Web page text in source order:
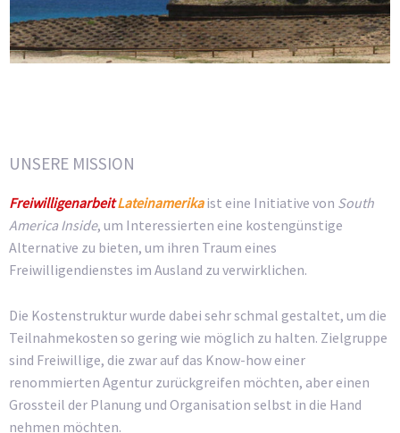
UNSERE MISSION
FreiwilligenarbeitLateinamerikaist eine Initiative von South
America Inside, um Interessierten eine kostengünstige
Alternative zu bieten, um ihren Traum eines
Freiwilligendienstes im Ausland zu verwirklichen.
Die Kostenstruktur wurde dabei sehr schmal gestaltet, um die
Teilnahmekosten so gering wie möglich zu halten. Zielgruppe
sind Freiwillige, die zwar auf das Know-how einer
renommierten Agentur zurückgreifen möchten, aber einen
Grossteil der Planung und Organisation selbst in die Hand
nehmen möchten.